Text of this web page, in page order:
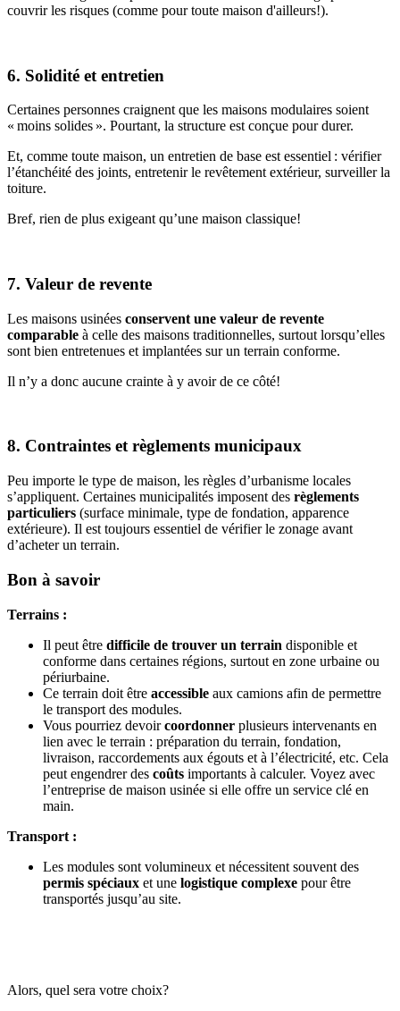
couvrir les risques (comme pour toute maison d'ailleurs!).
6. Solidité et entretien
Certaines personnes craignent que les maisons modulaires soient
« moins solides ». Pourtant, la structure est conçue pour durer.
Et, comme toute maison, un entretien de base est essentiel : vérifier
l’étanchéité des joints, entretenir le revêtement extérieur, surveiller la
toiture.
Bref, rien de plus exigeant qu’une maison classique!
7. Valeur de revente
Les maisons usinées conservent une valeur de revente
comparable à celle des maisons traditionnelles, surtout lorsqu’elles
sont bien entretenues et implantées sur un terrain conforme.
Il n’y a donc aucune crainte à y avoir de ce côté!
8. Contraintes et règlements municipaux
Peu importe le type de maison, les règles d’urbanisme locales
s’appliquent. Certaines municipalités imposent des règlements
particuliers (surface minimale, type de fondation, apparence
extérieure). Il est toujours essentiel de vérifier le zonage avant
d’acheter un terrain.
Bon à savoir
Terrains :
Il peut être difficile de trouver un terrain disponible et
conforme dans certaines régions, surtout en zone urbaine ou
périurbaine.
Ce terrain doit être accessible aux camions afin de permettre
le transport des modules.
Vous pourriez devoircoordonner plusieurs intervenants en
lien avec le terrain : préparation du terrain, fondation,
livraison, raccordements aux égouts et à l’électricité, etc. Cela
peut engendrer des coûts importants à calculer. Voyez avec
l’entreprise de maison usinée si elle offre un service clé en
main.
Transport :
Les modules sont volumineux et nécessitent souvent des
permis spéciaux et une logistique complexe pour être
transportés jusqu’au site.
Alors, quel sera votre choix?